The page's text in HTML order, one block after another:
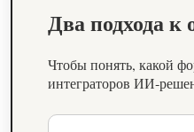
Два подхода к
Чтобы понять, какой
интеграторов